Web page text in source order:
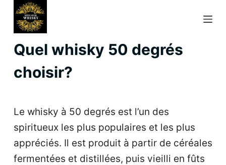
P
s
e
a
u
c
o
Quel whisky 50 degrés
choisir?
Le whisky à 50 degrés est l’un des
spiritueux les plus populaires et les plus
appréciés. Il est produit à partir de céréales
fermentées et distillées, puis vieilli en fûts